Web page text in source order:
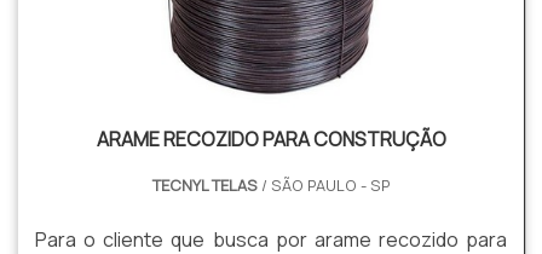
ARAME RECOZIDO PARA CONSTRUÇÃO
TECNYL TELAS/ SÃO PAULO - SP
Para o cliente que busca por arame recozido para